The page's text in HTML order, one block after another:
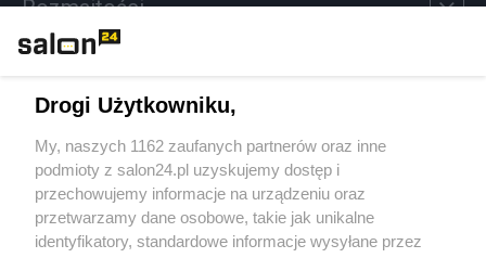
Rozmaitości
Sport
Społeczeństwo
Kultura
Drogi Użytkowniku,
My, naszych 1162 zaufanych partnerów oraz inne
podmioty z salon24.pl uzyskujemy dostęp i
przechowujemy informacje na urządzeniu oraz
przetwarzamy dane osobowe, takie jak unikalne
identyfikatory, standardowe informacje wysyłane przez